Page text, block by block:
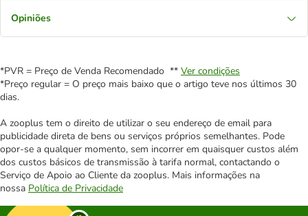
Opiniões
*PVR = Preço de Venda Recomendado ** Ver condições
*Preço regular = O preço mais baixo que o artigo teve nos últimos 30
dias.
A zooplus tem o direito de utilizar o seu endereço de email para
publicidade direta de bens ou serviços próprios semelhantes. Pode
opor-se a qualquer momento, sem incorrer em quaisquer custos além
dos custos básicos de transmissão à tarifa normal, contactando o
Serviço de Apoio ao Cliente da zooplus. Mais informações na
nossa Política de Privacidade